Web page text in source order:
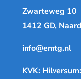
Zwarteweg 10
1412 GD,
info@emtg.nl
KVK: